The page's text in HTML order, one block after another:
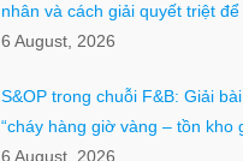
nhân và cách giải quyết triệt để
6 August, 2026
S&OP trong chuỗi F&B: Giải
“cháy hàng giờ vàng – tồn kho
6 August, 2026